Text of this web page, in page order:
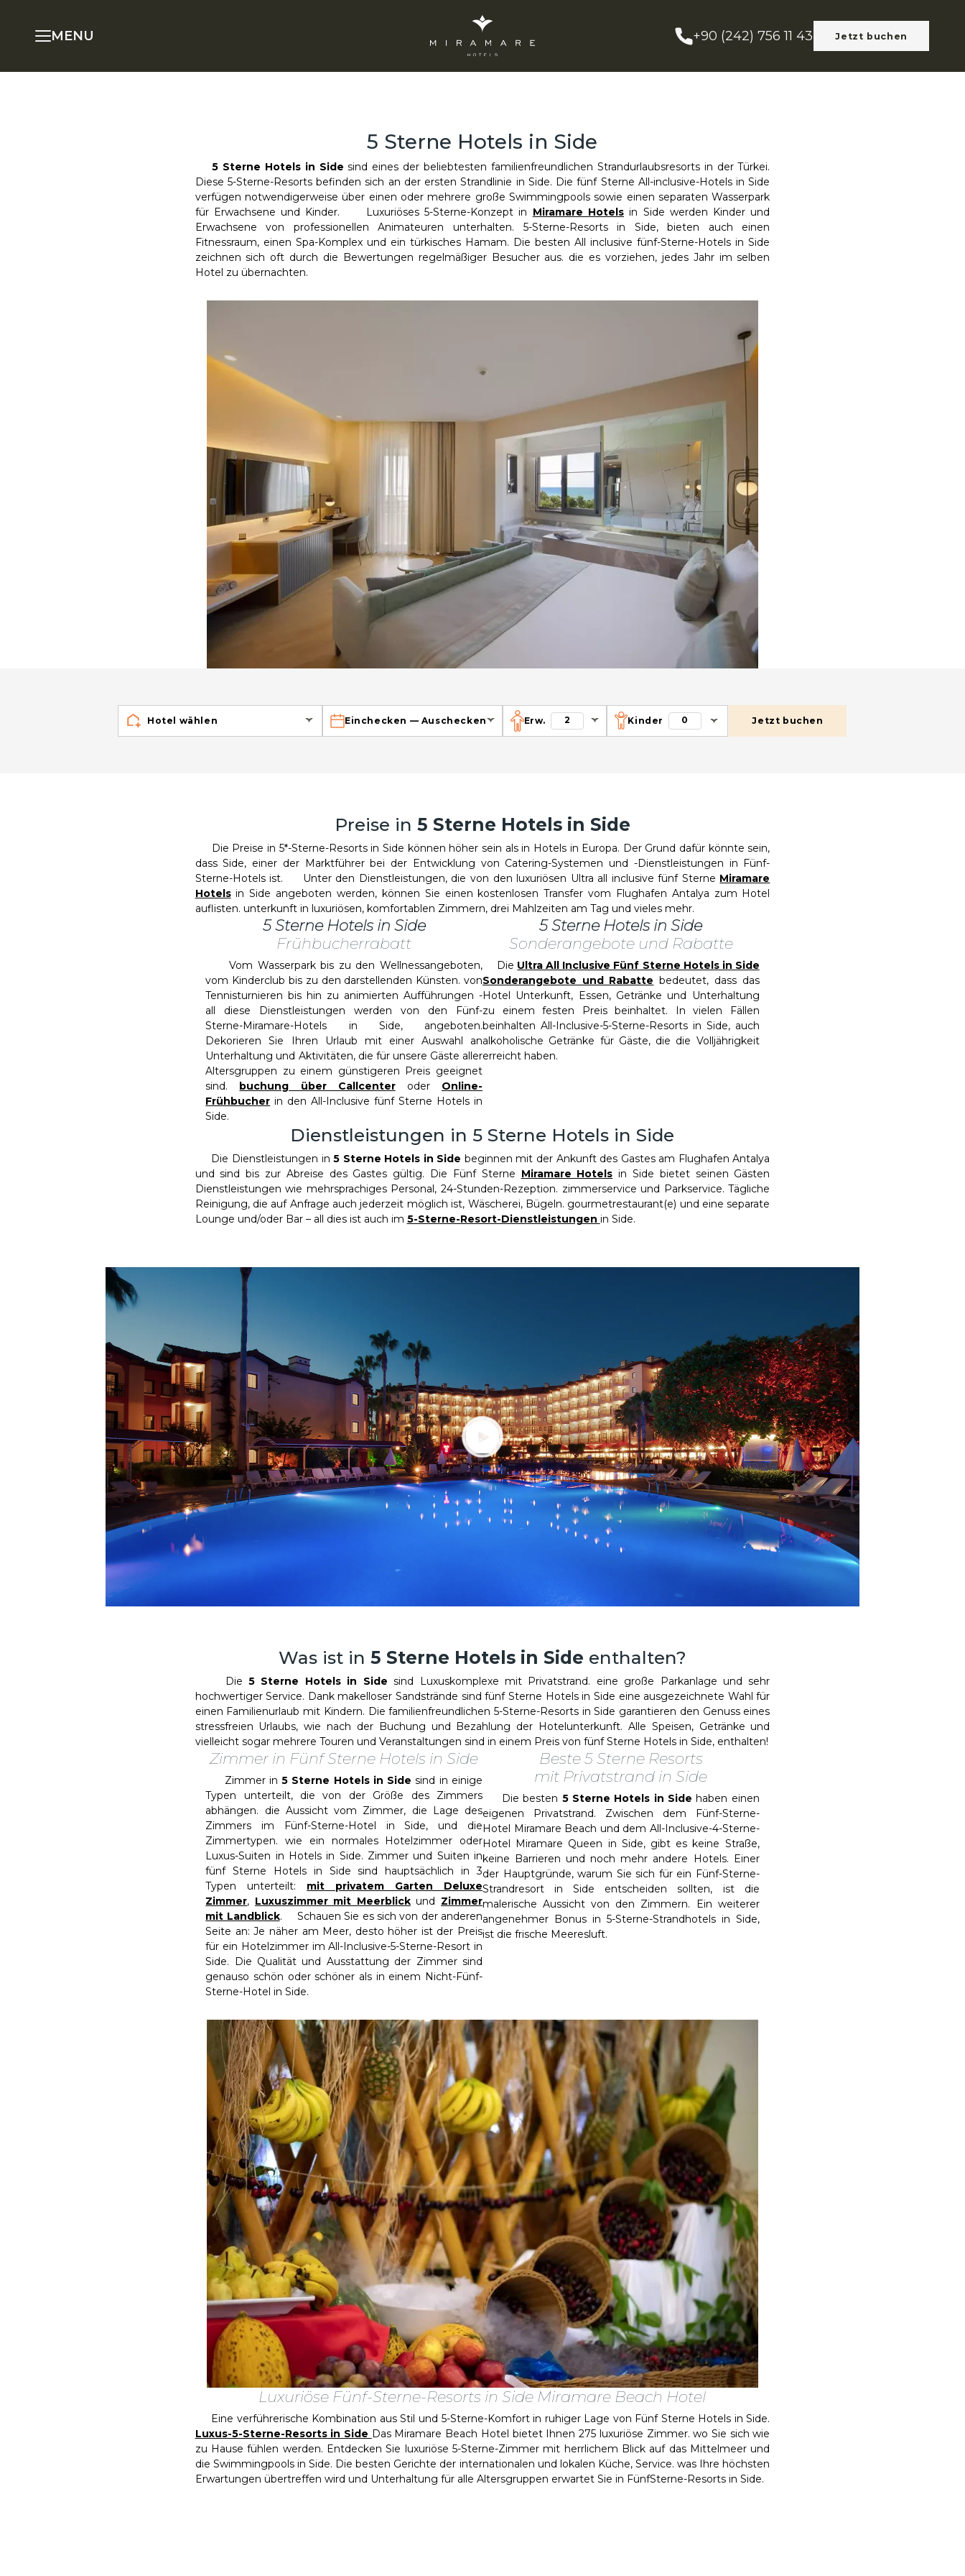
MENU +90 (242) 756 11 43 Jetzt buchen
5 Sterne Hotels in Side
5 Sterne Hotels in Sidesind eines der beliebtesten familienfreundlichen Strandurlaubsresorts in der Türkei.
Diese 5-Sterne-Resorts befinden sich an der ersten Strandlinie in Side. Die fünf Sterne All-inclusive-Hotels in Side
verfügen notwendigerweise über einen oder mehrere große Swimmingpools sowie einen separaten Wasserpark
für Erwachsene und Kinder. Luxuriöses 5-Sterne-Konzept in Miramare Hotelsin Side werden Kinder und
Erwachsene von professionellen Animateuren unterhalten. 5-Sterne-Resorts in Side, bieten auch einen
Fitnessraum, einen Spa-Komplex und ein türkisches Hamam. Die besten All inclusive fünf-Sterne-Hotels in Side
zeichnen sich oft durch die Bewertungen regelmäßiger Besucher aus. die es vorziehen, jedes Jahr im selben
Hotel zu übernachten.
Hotel wählen Einchecken — Auschecken Erw. 2 Kinder 0 Jetzt buchen
Preise in 5 Sterne Hotels in Side
Die Preise in 5*-Sterne-Resorts in Side können höher sein als in Hotels in Europa. Der Grund dafür könnte sein,
dass Side, einer der Marktführer bei der Entwicklung von Catering-Systemen und -Dienstleistungen in Fünf-
Sterne-Hotels ist. Unter den Dienstleistungen, die von den luxuriösen Ultra all inclusive fünf Sterne Miramare
Hotelsin Side angeboten werden, können Sie einen kostenlosen Transfer vom Flughafen Antalya zum Hotel
auflisten. unterkunft in luxuriösen, komfortablen Zimmern, drei Mahlzeiten am Tag und vieles mehr.
5 Sterne Hotels in Side
Frühbucherrabatt
Vom Wasserpark bis zu den Wellnessangeboten,
vom Kinderclub bis zu den darstellenden Künsten. von
Tennisturnieren bis hin zu animierten Aufführungen -
all diese Dienstleistungen werden von den Fünf-
Sterne-Miramare-Hotels in Side, angeboten.
Dekorieren Sie Ihren Urlaub mit einer Auswahl an
Unterhaltung und Aktivitäten, die für unsere Gäste aller
Altersgruppen zu einem günstigeren Preis geeignet
sind. buchung über Callcenteroder Online-
Frühbucher in den All-Inclusive fünf Sterne Hotels in
Side.
5 Sterne Hotels in Side
Sonderangebote und Rabatte
Die Ultra All Inclusive Fünf Sterne Hotels in Side
Sonderangebote und Rabatte bedeutet, dass das
Hotel Unterkunft, Essen, Getränke und Unterhaltung
zu einem festen Preis beinhaltet. In vielen Fällen
beinhalten All-Inclusive-5-Sterne-Resorts in Side, auch
alkoholische Getränke für Gäste, die die Volljährigkeit
erreicht haben.
Dienstleistungen in 5 Sterne Hotels in Side
Die Dienstleistungen in5 Sterne Hotels in Side beginnen mit der Ankunft des Gastes am Flughafen Antalya
und sind bis zur Abreise des Gastes gültig. Die Fünf Sterne Miramare Hotels in Side bietet seinen Gästen
Dienstleistungen wie mehrsprachiges Personal, 24-Stunden-Rezeption. zimmerservice und Parkservice. Tägliche
Reinigung, die auf Anfrage auch jederzeit möglich ist, Wäscherei, Bügeln. gourmetrestaurant(e) und eine separate
Lounge und/oder Bar – all dies ist auch im 5-Sterne-Resort-Dienstleistungen in Side.
Was ist in 5 Sterne Hotels in Side enthalten?
Die5 Sterne Hotels in Sidesind Luxuskomplexe mit Privatstrand. eine große Parkanlage und sehr
hochwertiger Service. Dank makelloser Sandstrände sind fünf Sterne Hotels in Side eine ausgezeichnete Wahl für
einen Familienurlaub mit Kindern. Die familienfreundlichen 5-Sterne-Resorts in Side garantieren den Genuss eines
stressfreien Urlaubs, wie nach der Buchung und Bezahlung der Hotelunterkunft. Alle Speisen, Getränke und
vielleicht sogar mehrere Touren und Veranstaltungen sind in einem Preis von fünf Sterne Hotels in Side, enthalten!
Zimmer in Fünf Sterne Hotels in Side
Zimmer in5 Sterne Hotels in Sidesind in einige
Typen unterteilt, die von der Größe des Zimmers
abhängen. die Aussicht vom Zimmer, die Lage des
Zimmers im Fünf-Sterne-Hotel in Side, und die
Zimmertypen. wie ein normales Hotelzimmer oder
Luxus-Suiten in Hotels in Side. Zimmer und Suiten in
fünf Sterne Hotels in Side sind hauptsächlich in 3
Typen unterteilt: mit privatem Garten Deluxe
Zimmer, Luxuszimmer mit Meerblickund Zimmer
mit Landblick. Schauen Sie es sich von der anderen
Seite an: Je näher am Meer, desto höher ist der Preis
für ein Hotelzimmer im All-Inclusive-5-Sterne-Resort in
Side. Die Qualität und Ausstattung der Zimmer sind
genauso schön oder schöner als in einem Nicht-Fünf-
Sterne-Hotel in Side.
Beste 5 Sterne Resorts
mit Privatstrand in Side
Die besten 5 Sterne Hotels in Side haben einen
eigenen Privatstrand. Zwischen dem Fünf-Sterne-
Hotel Miramare Beach und dem All-Inclusive-4-Sterne-
Hotel Miramare Queen in Side, gibt es keine Straße,
keine Barrieren und noch mehr andere Hotels. Einer
der Hauptgründe, warum Sie sich für ein Fünf-Sterne-
Strandresort in Side entscheiden sollten, ist die
malerische Aussicht von den Zimmern. Ein weiterer
angenehmer Bonus in 5-Sterne-Strandhotels in Side,
ist die frische Meeresluft.
Luxuriöse Fünf-Sterne-Resorts in Side Miramare Beach Hotel
Eine verführerische Kombination aus Stil und 5-Sterne-Komfort in ruhiger Lage von Fünf Sterne Hotels in Side.
Luxus-5-Sterne-Resorts in Side Das Miramare Beach Hotel bietet Ihnen 275 luxuriöse Zimmer. wo Sie sich wie
zu Hause fühlen werden. Entdecken Sie luxuriöse 5-Sterne-Zimmer mit herrlichem Blick auf das Mittelmeer und
die Swimmingpools in Side. Die besten Gerichte der internationalen und lokalen Küche, Service. was Ihre höchsten
Erwartungen übertreffen wird und Unterhaltung für alle Altersgruppen erwartet Sie in FünfSterne-Resorts in Side.